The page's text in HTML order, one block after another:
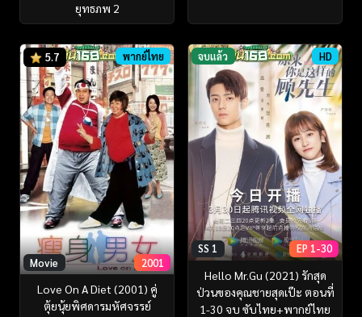
ยุทธภพ 2
5.7 พากย์ไทย
Movie 2001
Love On A Diet (2001) คู่
ตุ้ยนุ้ยพิศดารมหัศจรรย์
จบแล้ว HD
SS 1 EP 1-30
Hello Mr.Gu (2021) รักสุด
ป่วนของคุณชายสุดเป๊ะ ตอนที่
1-30 จบ ซับไทย+พากย์ไทย